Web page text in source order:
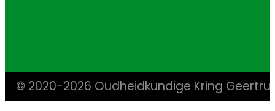
© 2020-2026 Oudheidkundige Kring